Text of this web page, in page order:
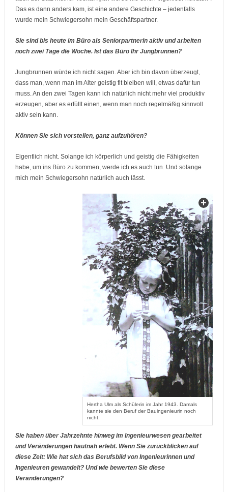
Das es dann anders kam, ist eine andere Geschichte – jedenfalls
wurde mein Schwiegersohn mein Geschäftspartner.
Sie sind bis heute im Büro als Seniorpartnerin aktiv und arbeiten
noch zwei Tage die Woche. Ist das Büro Ihr Jungbrunnen?
Jungbrunnen würde ich nicht sagen. Aber ich bin davon überzeugt,
dass man, wenn man im Alter geistig fit bleiben will, etwas dafür tun
muss. An den zwei Tagen kann ich natürlich nicht mehr viel produktiv
erzeugen, aber es erfüllt einen, wenn man noch regelmäßig sinnvoll
aktiv sein kann.
Können Sie sich vorstellen, ganz aufzuhören?
Eigentlich nicht. Solange ich körperlich und geistig die Fähigkeiten
habe, um ins Büro zu kommen, werde ich es auch tun. Und solange
mich mein Schwiegersohn natürlich auch lässt.
Hertha Ulm als Schülerin im Jahr 1943. Damals
kannte sie den Beruf der Bauingenieurin noch
nicht.
Sie haben über Jahrzehnte hinweg im Ingenieurwesen gearbeitet
und Veränderungen hautnah erlebt. Wenn Sie zurückblicken auf
diese Zeit: Wie hat sich das Berufsbild von Ingenieurinnen und
Ingenieuren gewandelt? Und wie bewerten Sie diese
Veränderungen?